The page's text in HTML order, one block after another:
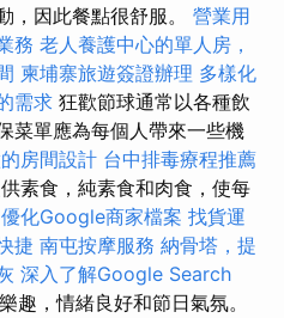
，因此餐點很舒服。 營業用
務 老人養護中心的單人房，
柬埔寨旅遊簽證辦理 多樣化
需求 狂歡節球通常以各種飲
菜單應為每個人帶來一些機
房間設計 台中排毒療程推薦
素食，純素食和肉食，使每
優化Google商家檔案 找貨運
捷 南屯按摩服務 納骨塔，提
深入了解Google Search
趣，情緒良好和節日氣氛。